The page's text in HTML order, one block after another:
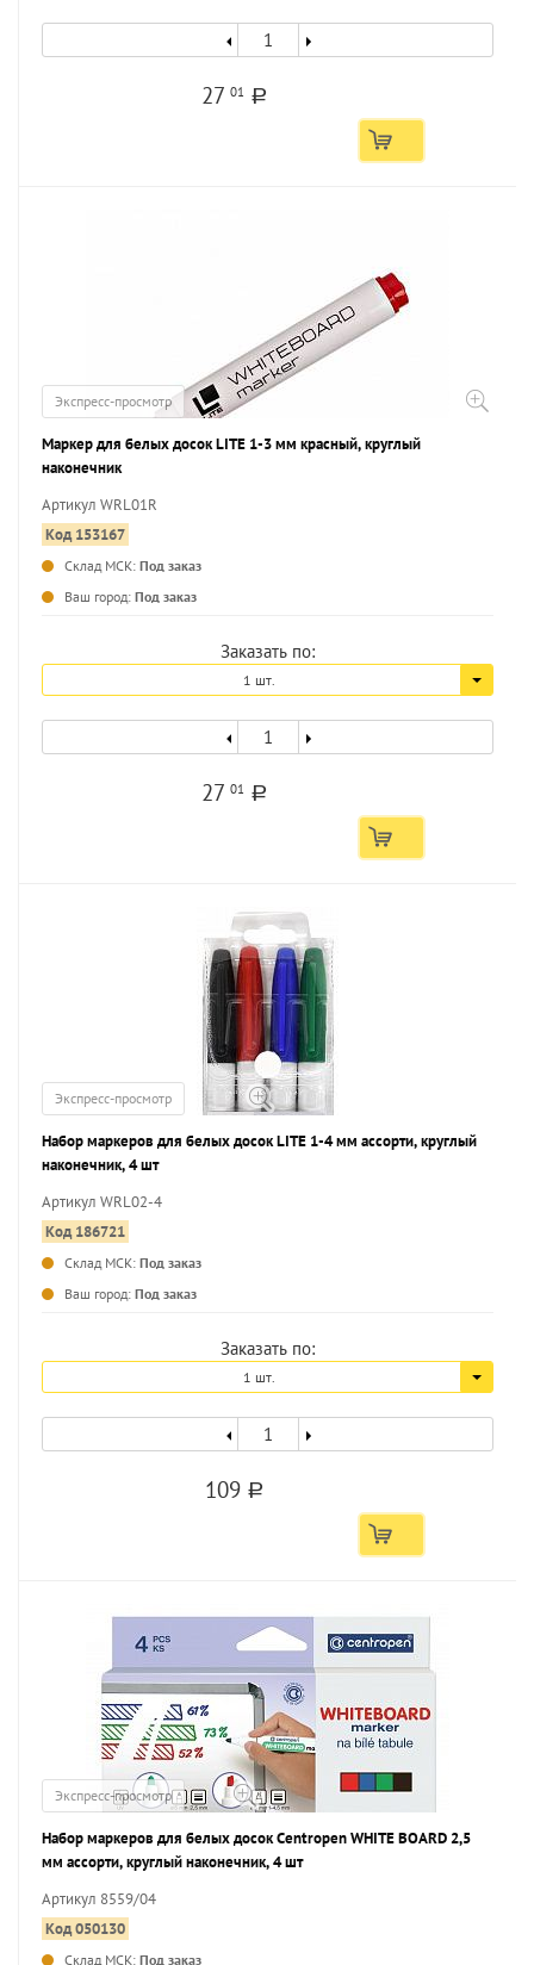
27 01 a
Экспресс-просмотр
Маркер для белых досок LITE 1-3 мм красный, круглый
наконечник
Артикул WRL01R
Код 153167
Склад МСК: Под заказ
Ваш город: Под заказ
Заказать по:
1 шт.
27 01 a
Экспресс-просмотр
Набор маркеров для белых досок LITE 1-4 мм ассорти, круглый
наконечник, 4 шт
Артикул WRL02-4
Код 186721
Склад МСК: Под заказ
Ваш город: Под заказ
Заказать по:
1 шт.
109 a
Экспресс-просмотр
Набор маркеров для белых досок Centropen WHITE BOARD 2,5
мм ассорти, круглый наконечник, 4 шт
Артикул 8559/04
Код 050130
Склад МСК: Под заказ